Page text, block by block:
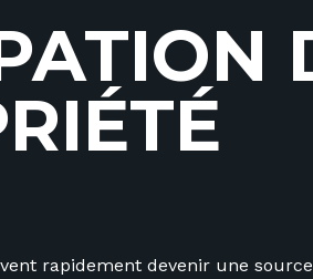
ATION
RIÉTÉ
rapidement devenir une